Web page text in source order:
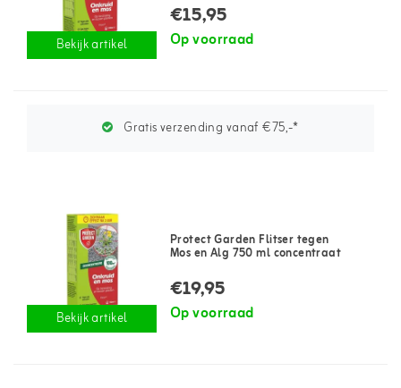
Bekijk artikel
€15,95
Op voorraad
Gratis verzending vanaf €75,-*
Bekijk artikel
Protect Garden Flitser tegen
Mos en Alg 750 ml concentraat
€19,95
Op voorraad